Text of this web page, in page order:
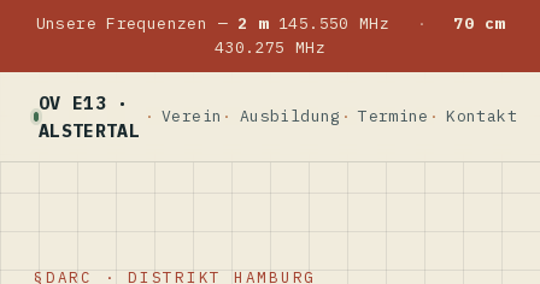
Unsere Frequenzen — 2 m145.550 MHz ·
70 cm
430.275 MHz
OV E13 ·
ALSTERTAL
Verein Ausbildung Termine Kontakt
DARC · DISTRIKT HAMBURG